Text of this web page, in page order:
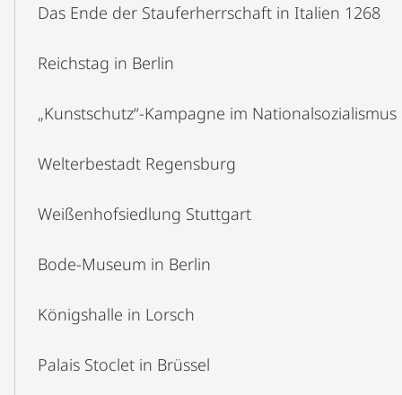
Das Ende der Stauferherrschaft in Italien 1268
Reichstag in Berlin
„Kunstschutz“-Kampagne im Nationalsozialismus
Welterbestadt Regensburg
Weißenhofsiedlung Stuttgart
Bode-Museum in Berlin
Königshalle in Lorsch
Palais Stoclet in Brüssel